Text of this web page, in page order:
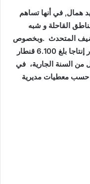
همال, في أنها تساهم
القاحلة و شبه
يضيف المتحدث .وبخصوص
استهلاك لحوم الإبل فقد سجلت ولاية بشار إنتاجا بلغ 6.100 قنطار
من السنة الجارية، في
خلال سنة 2021 ، حسب معطيات مديرية